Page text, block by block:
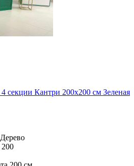
секции Кантри 200х200 см Зеленая
Дерево
200